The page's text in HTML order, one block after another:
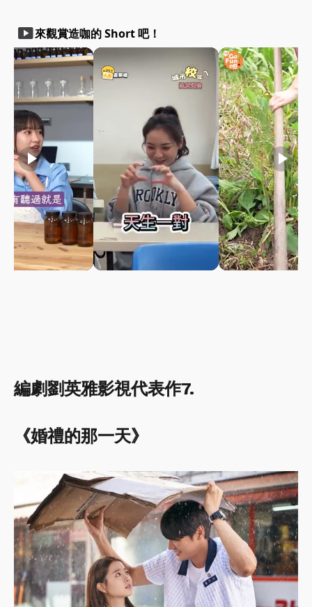
smart_display來觀賞造咖的 Short 吧！
play_arrow play_arrow play_arrow
編劇劉英雅影視代表作7.
《婚禮的那一天》